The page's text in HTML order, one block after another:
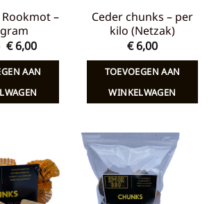
–
Oorspronkelijke
prijs
was:
€ 8,65.
€6,00Huidige
is:
€ 6,00.
AAN
Ceder chunks – per
kilo (Netzak)
€6,00
TOEVOEGEN AAN
WINKELWAGEN
Toevoegen
aan
verlanglijst
Toevoegen
verlanglijst